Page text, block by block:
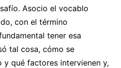
Asocio el vocablo
con el término
tener esa
tal cosa, cómo se
y qué factores intervienen y,